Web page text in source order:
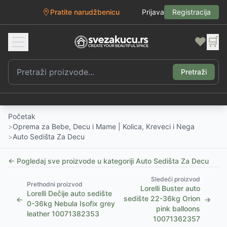
Pratite narudžbenicu Prijava Registracija
❤️ 🛒
Pretraži
Početak
>Oprema za Bebe, Decu i Mame | Kolica, Kreveci i Nega
>Auto Sedišta Za Decu
← Pogledaj sve proizvode u kategoriji Auto Sedišta Za Decu
←
Prethodni proizvod
Lorelli Dečije auto sedište
0-36kg Nebula Isofix grey
leather 10071382353
Sledeći proizvod
Lorelli Buster auto
sedište 22-36kg Orion
pink balloons
10071362357
→